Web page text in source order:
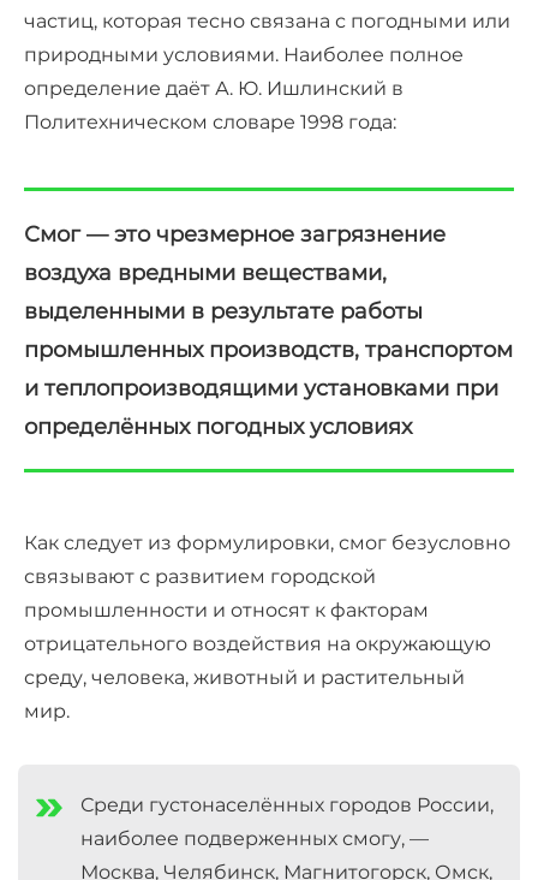
частиц, которая тесно связана с погодными или
природными условиями. Наиболее полное
определение даёт А. Ю. Ишлинский в
Политехническом словаре 1998 года:
Смог — это чрезмерное загрязнение
воздуха вредными веществами,
выделенными в результате работы
промышленных производств, транспортом
и теплопроизводящими установками при
определённых погодных условиях
Как следует из формулировки, смог безусловно
связывают с развитием городской
промышленности и относят к факторам
отрицательного воздействия на окружающую
среду, человека, животный и растительный
мир.
Среди густонаселённых городов России,
наиболее подверженных смогу, —
Москва, Челябинск, Магнитогорск, Омск,